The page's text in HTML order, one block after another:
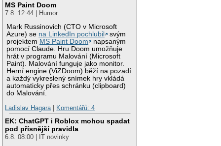
MS Paint Doom
7.8. 12:44 | Humor
Mark Russinovich (CTO v Microsoft
Azure) se na LinkedIn pochlubil
svým
projektem MS Paint Doom
napsaným
pomocí Claude. Hru Doom umožňuje
hrát v programu Malování (Microsoft
Paint). Malování funguje jako monitor.
Herní engine (ViZDoom) běží na pozadí
a každý vykreslený snímek hry vkládá
automaticky přes schránku (clipboard)
do Malování.
Ladislav Hagara| Komentářů: 4
EK: ChatGPT i Roblox mohou spadat
pod přísnější pravidla
6.8. 08:00 | IT novinky